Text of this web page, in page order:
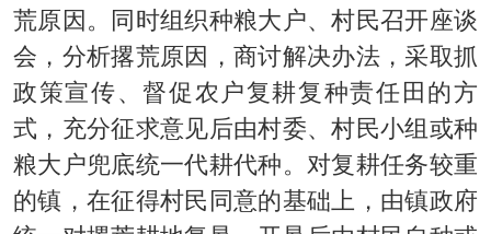
荒原因。同时组织种粮大户、村民召开座谈
会，分析撂荒原因，商讨解决办法，采取抓
政策宣传、督促农户复耕复种责任田的方
式，充分征求意见后由村委、村民小组或种
粮大户兜底统一代耕代种。对复耕任务较重
的镇，在征得村民同意的基础上，由镇政府